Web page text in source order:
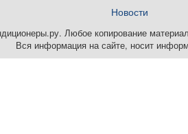
Новости
Любое копирование
Вся информация на сайте, носит